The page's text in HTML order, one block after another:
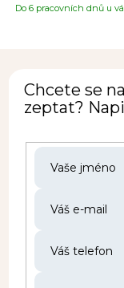
Do 6 pracovních dnů u
Chcete se
zeptat?